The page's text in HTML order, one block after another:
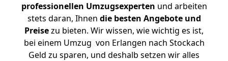
professionellen Umzugsexperten und arbeiten
stets daran, Ihnen die besten Angebote und
Preisezu bieten. Wir wissen, wie wichtig es ist,
bei einem Umzug von Erlangen nach Stockach
Geld zu sparen, und deshalb setzen wir alles